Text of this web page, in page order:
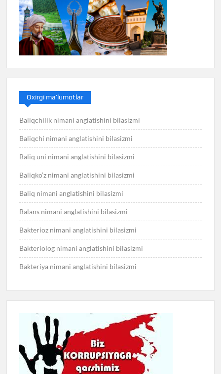
Oxirgi ma’lumotlar
Baliqchilik nimani anglatishini bilasizmi
Baliqchi nimani anglatishini bilasizmi
Baliq uni nimani anglatishini bilasizmi
Baliqko’z nimani anglatishini bilasizmi
Baliq nimani anglatishini bilasizmi
Balans nimani anglatishini bilasizmi
Bakterioz nimani anglatishini bilasizmi
Bakteriolog nimani anglatishini bilasizmi
Bakteriya nimani anglatishini bilasizmi